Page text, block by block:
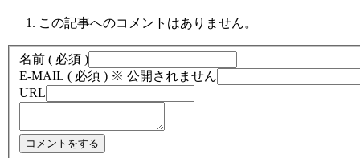
この記事へのコメントはありません。
名前 ( 必須 )
E-MAIL ( 必須 ) ※ 公開されません
URL